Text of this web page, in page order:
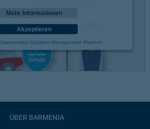
Mehr Informationen
Akzeptieren
Usercentrics Consent Management Platform
ÜBER BARMENIA